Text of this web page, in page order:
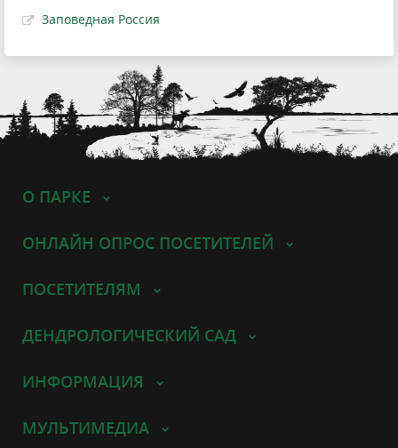
Заповедная Россия
О ПАРКЕ
ОНЛАЙН ОПРОС ПОСЕТИТЕЛЕЙ
ПОСЕТИТЕЛЯМ
ДЕНДРОЛОГИЧЕСКИЙ САД
ИНФОРМАЦИЯ
МУЛЬТИМЕДИА